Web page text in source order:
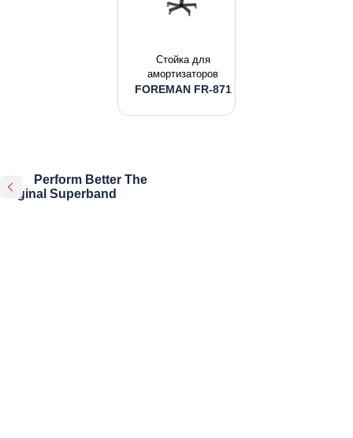
Стойка для
амортизаторов
FOREMAN FR-871
Perform Better The
Original Superband